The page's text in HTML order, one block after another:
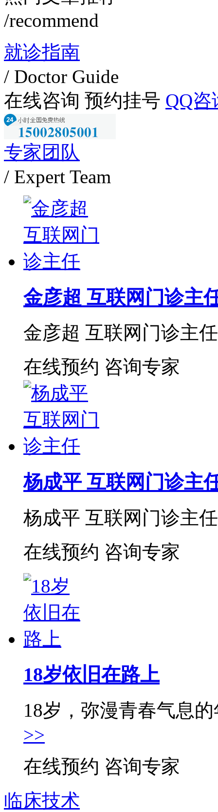
/recommend
就诊指南
/ Doctor Guide
在线咨询 预约挂号 QQ咨
专家团队
/ Expert Team
金彦超 互联网门诊主
金彦超 互联网门诊主
在线预约 咨询专家
杨成平 互联网门诊主
杨成平 互联网门诊主
在线预约 咨询专家
18岁依旧在路上
18岁，弥漫青春气息
>>
在线预约 咨询专家
临床技术